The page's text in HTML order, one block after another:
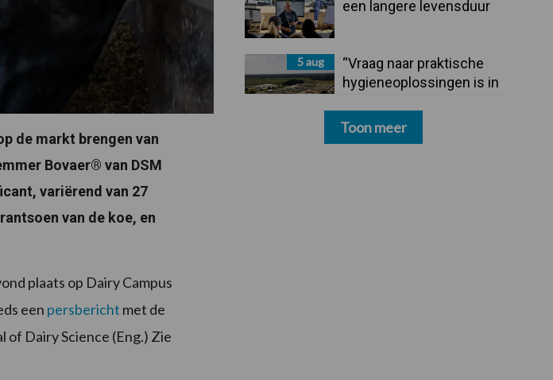
de markt brengen van
Bovaer® van DSM
variërend van 27
van de koe, en
plaats op Dairy Campus
een persbericht met de
Dairy Science (Eng.) Zie
een langere levensduur
5 aug
“Vraag naar praktische
hygieneoplossingen is in
Toon meer